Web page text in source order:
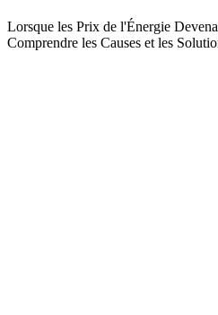
Lorsque les Prix de l'Énergie
Comprendre les Causes et les